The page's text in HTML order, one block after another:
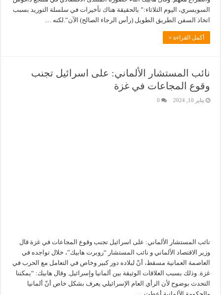
السويسري، اليوم الثلاثاء:” بالحقيقة هناك تأخيرات في سلسلة التوريد بسبب
اتخاذ السفن الطريق الطويل (رأس الرجاء الصالح) الآن”.لكنه …
أكمل القراءة »
نائب المستشار الألماني: على اسرائيل تجنب
وقوع المجاعات في غزة
يناير 10, 2024 0
نائب المستشار الألماني: على اسرائيل تجنب وقوع المجاعات في غزة قال
وزير الاقتصاد الألماني و نائب المستشار “روبرت هابيك”، خلال تواجده في
العاصمة العمانية مسقط، أنّ لبلاده دور كبير وخاص في التعامل مع الحرب في
غزة. وذلك بسبب العلاقات الوثيقة بين ألمانيا وإسرائيل. وقال هابيك: “يمكننا
التحدث بوضوح لأن الرأي العام الإسرائيلي يعرف بشكل خاص أنّ ألمانيا